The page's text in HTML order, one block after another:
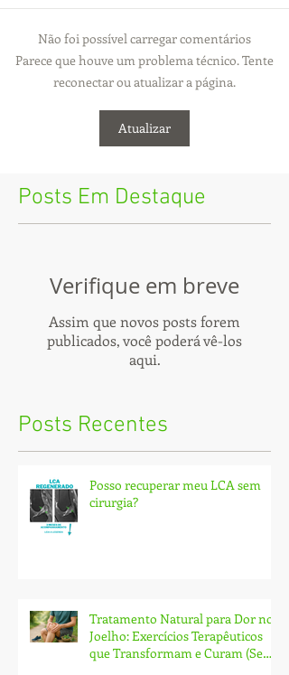
Não foi possível carregar comentários
Parece que houve um problema técnico. Tente
reconectar ou atualizar a página.
Atualizar
Posts Em Destaque
Verifique em breve
Assim que novos posts forem
publicados, você poderá vê-los
aqui.
Posts Recentes
Posso recuperar meu LCA sem
cirurgia?
Tratamento Natural para Dor no
Joelho: Exercícios Terapêuticos
que Transformam e Curam (Sem